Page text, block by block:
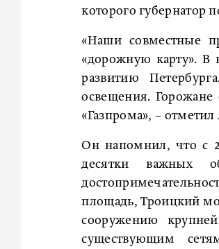
которого губернатор
«Наши совместные
«дорожную карту». В
развитию
освещения. Горожане
«Газпрома», –
Он напомнил, что с
десятки важных
площадь, Троицкий
сооружению
существующим